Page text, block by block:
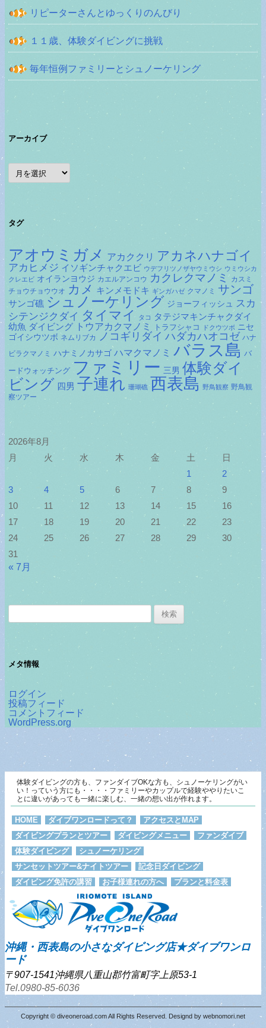
リピーターさんとゆっくりのんびり
１１歳、体験ダイビングに挑戦
毎年恒例ファミリーとシュノーケリング
アーカイブ
ア
ー
カ
タグ
アオウミガメ アカククリ アカネハナゴイ
アカヒメジ イソギンチャクエビ ウデフリツノザヤウミウシ ウミウシカ
クレエビ オイランヨウジ カエルアンコウ カクレクマノミ
カスミ
チョウチョウウオ カメ キンメモドキ ギンガハゼ クマノミ サンゴ
サンゴ礁 シュノーケリング ジョーフィッシュ スカ
シテンジクダイ タイマイ タコ
タテジマキンチャクダイ
幼魚 ダイビング トウアカクマノミ トラフシャコ ドクウツボ ニセ
ゴイシウツボ ネムリブカ ノコギリダイ ハダカハオコゼ ハナ
ビラクマノミ ハナミノカサゴ ハマクマノミ バラス島 バ
ードウォッチング ファミリー 三男 体験ダイ
ビング 四男 子連れ 珊瑚礁 西表島 野鳥観察 野鳥観
察ツアー
2026年8月
月
火 水 木 金 土
日
1
2
3
4 5 6 7 8
9
10
11 12 13 14 15
16
17
18 19 20 21 22
23
24
25 26 27 28 29
30
31
« 7月
メタ情報
ログイン
投稿フィード
コメントフィード
WordPress.org
体験ダイビングの方も、ファンダイブOKな方も、シュノーケリングがい
い！っていう方にも・・・・ファミリーやカップルで経験ややりたいこ
とに違いがあっても一緒に楽しむ、一緒の想い出が作れます。
HOME ダイブワンロードって？
アクセスとMAP
ダイビングプランとツアー
ダイビングメニュー
ファンダイブ
体験ダイビング
シュノーケリング
サンセットツアー&ナイトツアー
記念日ダイビング
ダイビング免許の講習
お子様連れの方へ プランと料金表
沖縄・西表島の小さなダイビング店★ダイブワンロ
ード
〒907-1541沖縄県八重山郡竹富町字上原53-1
Tel.0980-85-6036
Copyright © diveoneroad.com All Rights Reserved. Designd by webnomori.net